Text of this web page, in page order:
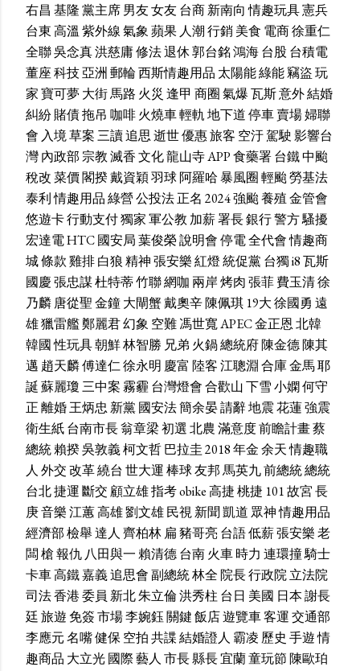
右昌 基隆黨主席男友女友台商新南向 情趣玩具憲兵
台東高溫 紫外線氣象蘋果 人潮行銷美食 電商徐重仁
全聯吳念真洪慈庸修法退休郭台銘鴻海台股 台積電
董座科技亞洲郵輪西斯情趣用品 太陽能綠能竊盜玩
家寶可夢大街馬路 火災 逢甲 商圈氣爆瓦斯意外結婚
糾紛賭債拖吊 咖啡火燒車輕軌地下道停車賣場婦聯
會 入境草案三讀追思逝世優惠旅客 空汙駕駛影響台
灣內政部宗教滅香文化龍山寺APP食藥署台鐵中颱
稅改菜價閣揆戴資穎羽球阿羅哈暴風圈輕颱勞基法
泰利情趣用品綠營公投法正名 2024強颱養殖金管會
悠遊卡行動支付獨家軍公教 加薪署長銀行警方騷擾
宏達電HTC國安局葉俊榮說明會停電全代會情趣商
城條款雞排白狼精神張安樂紅燈統促黨台獨i8瓦斯
國慶張忠謀杜特蒂竹聯網咖 兩岸烤肉張菲費玉清徐
乃麟唐從聖金鐘大閘蟹戴奧辛陳佩琪 19大徐國勇 遠
雄獵雷艦鄭麗君幻象 空難馮世寬APEC金正恩北韓
韓國性玩具朝鮮林智勝 兄弟 火鍋總統府陳金德陳其
邁 趙天麟傅達仁徐永明 慶富 陸客江聰淵合庫金馬耶
誕蘇麗瓊三中案霧霾 台灣燈會合歡山下雪小嫻何守
正離婚王炳忠 新黨國安法簡余晏請辭地震花蓮強震
衛生紙台南市長翁章梁初選北農滿意度前瞻計畫蔡
總統賴揆吳敦義柯文哲巴拉圭2018年金余天情趣職
人 外交改革繞台 世大運棒球友邦馬英九前總統總統
台北捷運斷交 顧立雄指考obike高捷桃捷 101故宮長
庚音樂江蕙高雄劉文雄民視新聞凱道 眾神情趣用品
經濟部檢舉達人 齊柏林 扁豬哥亮台語低薪張安樂老
闆槍報仇 八田與一賴清德台南火車時力 連環撞騎士
卡車高鐵嘉義追思會副總統林全院長行政院立法院
司法香港委員 新北朱立倫洪秀柱 台日 美國 日本謝長
廷旅遊 免簽市場李婉鈺關鍵飯店遊覽車客運交通部
李應元名嘴健保空拍共諜結婚證人 霸凌 歷史 手遊情
趣商品 大立光國際藝人 市長縣長宜蘭童玩節陳歐珀